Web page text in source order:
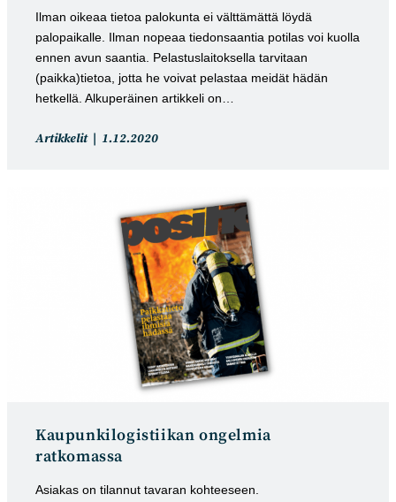
Ilman oikeaa tietoa palokunta ei välttämättä löydä
palopaikalle. Ilman nopeaa tiedonsaantia potilas voi kuolla
ennen avun saantia. Pelastuslaitoksella tarvitaan
(paikka)tietoa, jotta he voivat pelastaa meidät hädän
hetkellä. Alkuperäinen artikkeli on…
Artikkelin
Artikkelit
Artikkeli
1.12.2020
Kaupunkilogistiikan ongelmia
ratkomassa
Asiakas on tilannut tavaran kohteeseen.